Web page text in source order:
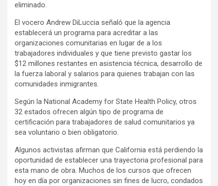
eliminado.
El vocero Andrew DiLuccia señaló que la agencia
establecerá un programa para acreditar a las
organizaciones comunitarias en lugar de a los
trabajadores individuales y que tiene previsto gastar los
$12 millones restantes en asistencia técnica, desarrollo de
la fuerza laboral y salarios para quienes trabajan con las
comunidades inmigrantes.
Según la National Academy for State Health Policy, otros
32 estados ofrecen algún tipo de programa de
certificación para trabajadores de salud comunitarios ya
sea voluntario o bien obligatorio.
Algunos activistas afirman que California está perdiendo la
oportunidad de establecer una trayectoria profesional para
esta mano de obra. Muchos de los cursos que ofrecen
hoy en día por organizaciones sin fines de lucro, condados